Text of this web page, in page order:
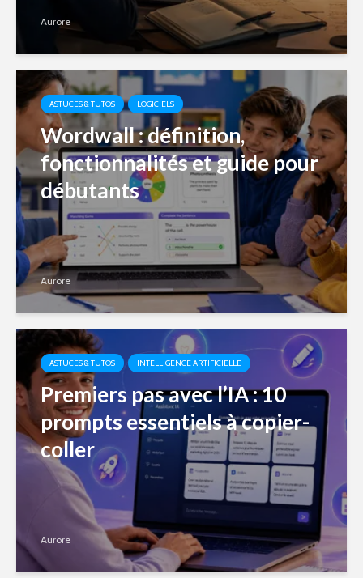
Aurore
ASTUCES & TUTOS LOGICIELS
Wordwall : définition,
fonctionnalités et guide pour
débutants
Aurore
ASTUCES & TUTOS INTELLIGENCE ARTIFICIELLE
Premiers pas avec l’IA : 10
prompts essentiels à copier-
coller
Aurore